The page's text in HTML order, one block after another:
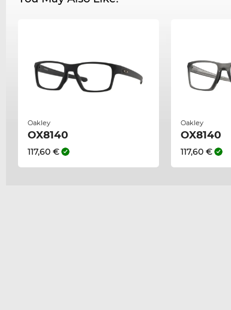
Oakley
OX8140
117,60 €
Oakley
OX8140
117,60 €